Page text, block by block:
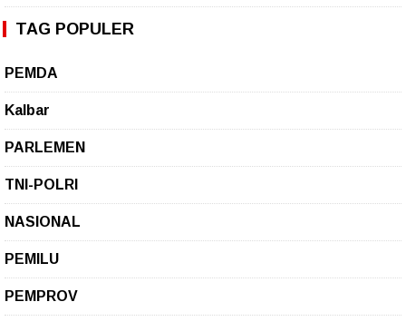
TAG POPULER
PEMDA
Kalbar
PARLEMEN
TNI-POLRI
NASIONAL
PEMILU
PEMPROV